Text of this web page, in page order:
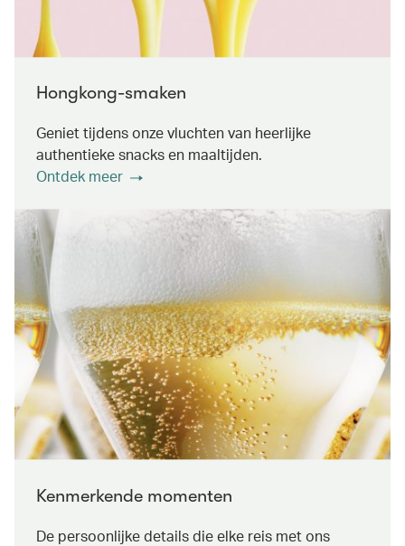
Hongkong-smaken
Geniet tijdens onze vluchten van heerlijke
authentieke snacks en maaltijden.
Ontdek meer
Kenmerkende momenten
De persoonlijke details die elke reis met ons